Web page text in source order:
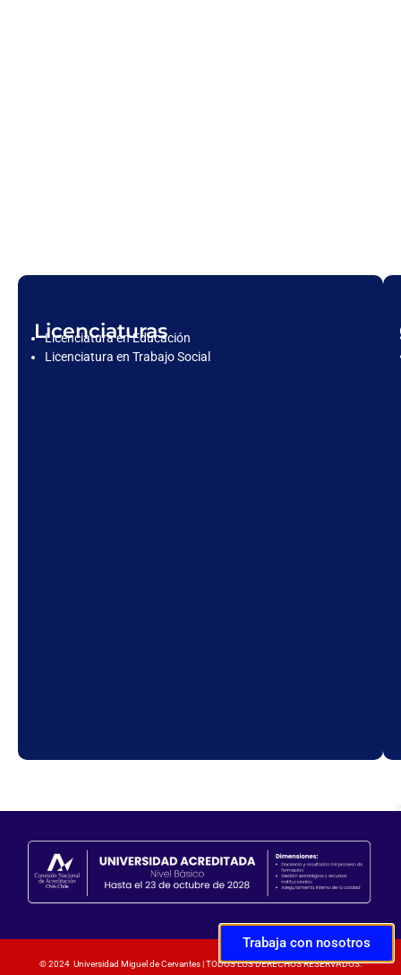
Licenciaturas
Licenciatura en Educación
Licenciatura en Trabajo Social
© 2024 Universidad Miguel de Cervantes | TODOS LOS DERECHOS RESERVADOS.
Trabaja con nosotros